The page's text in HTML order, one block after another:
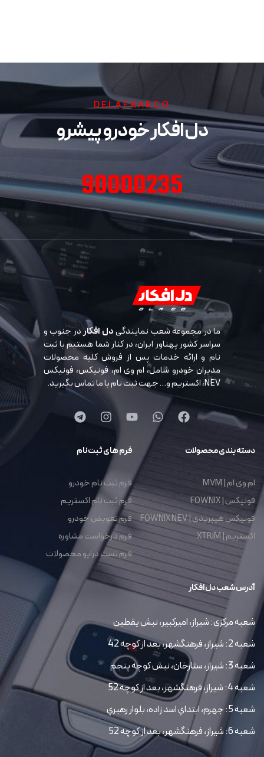
DELAFKARCO
دل افکار خودرو پیشرو
90000235
ما در مجموعه شعب نمایندگیدل افکاردر جنوب و
سراسر کشور پهناور ایران، در کنار شما هستیم با ثبت
نام و ارائه خدمات پس از فروش کلیه محصولات
مدیران خودرو شامل، ام وی ام، فونیکس، فونیکس
NEV، اکستریم و… جهت ثبت نام با ما تماس بگیرید.
دسته بندی محصولات
ام وی ام | MVM
فونیکس | FOWNIX
فونیکس هیبریدی | FOWNIX NEV
اکستریم | XTRIM
فرم های ثبت نام
فرم ثبت نام خودرو
فرم ثبت نام اکستریم
فرم تعویض خودرو
فرم درخواست مشاوره
فرم تست درایو محصولات
آدرس شعب دل افکار
شعبه مرکزی: شیراز، امیرکبیر، نبش یقطین
شعبه 2: شیراز، فرهنگشهر، بعد از کوچه 42
شعبه 3: شیراز، ستارخان، نبش کوچه پنجم
شعبه 4: شیراز، فرهنگشهر، بعد از کوچه 52
شعبه 5: جهرم، ابتداي اسد زاده، بلوار رهبري
شعبه 6: شیراز، فرهنگشهر، بعد از کوچه 52